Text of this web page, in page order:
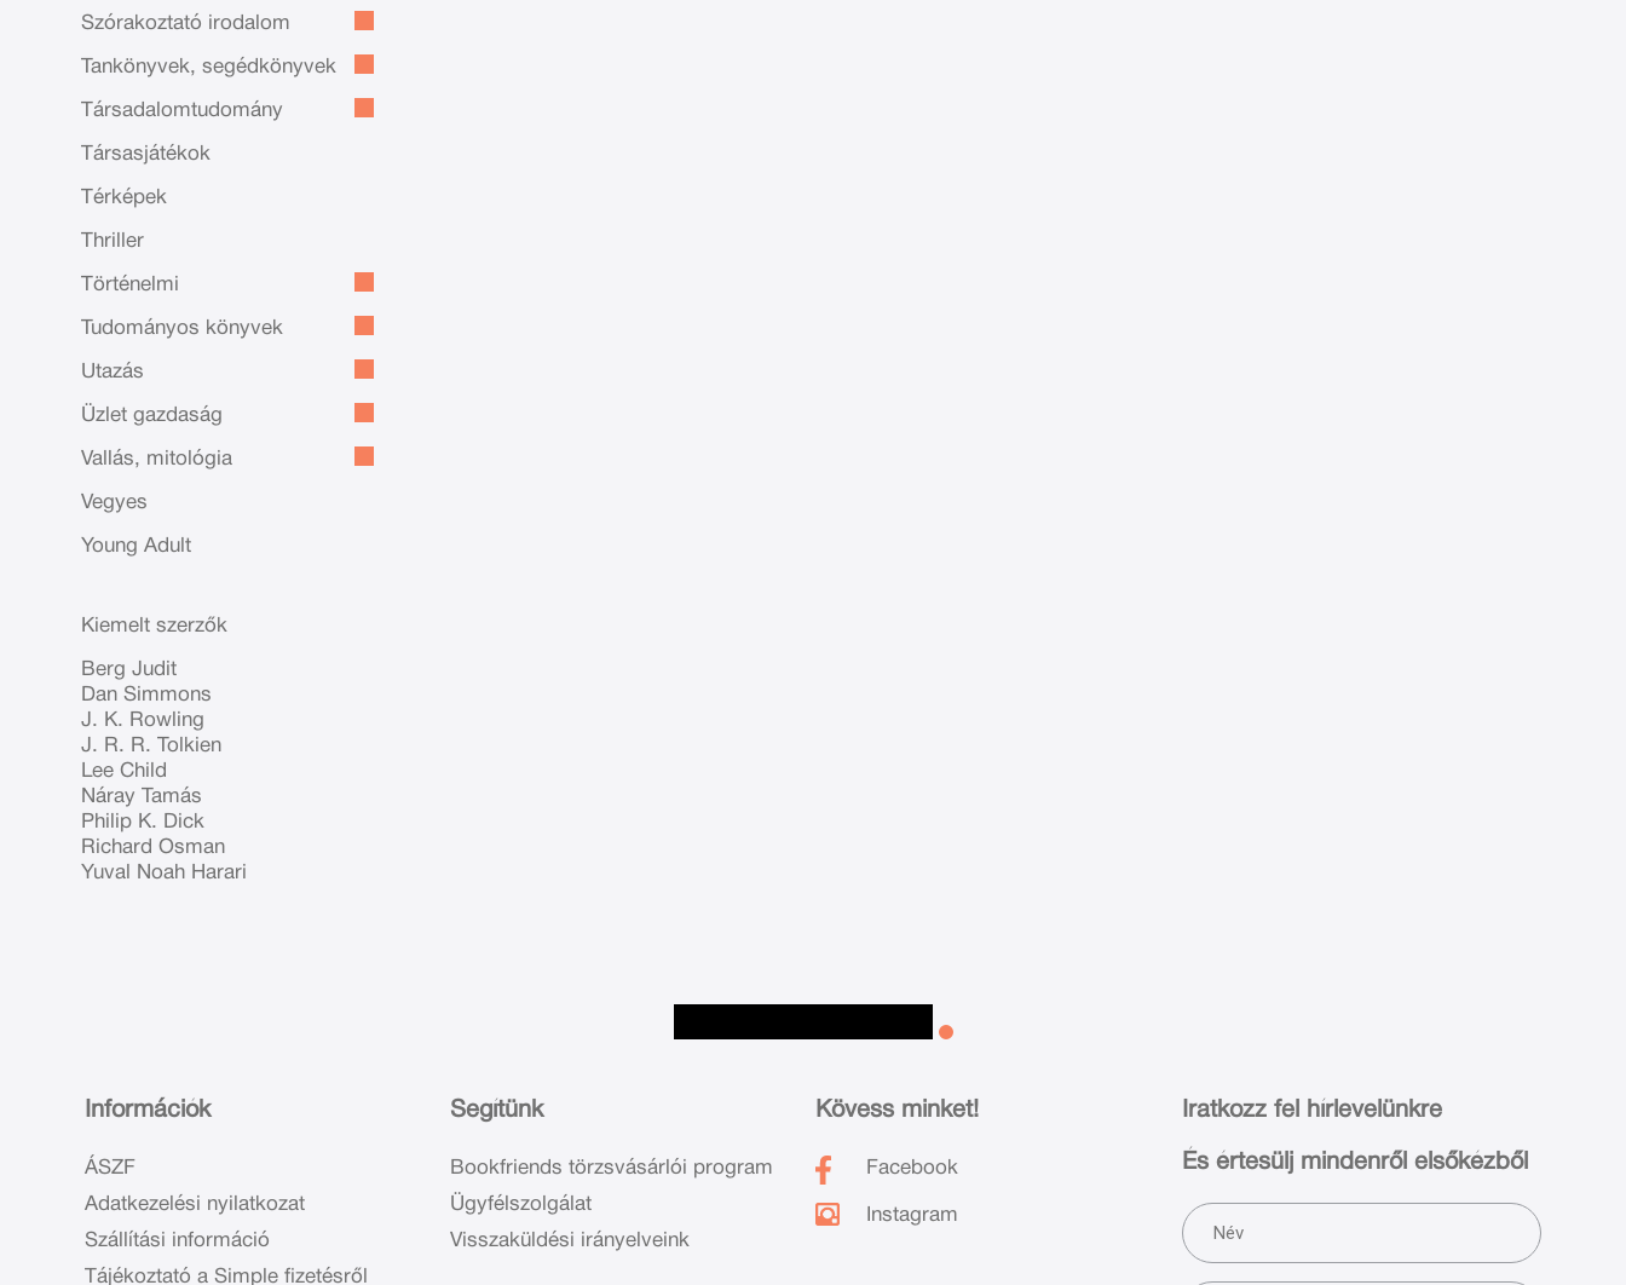
Szórakoztató irodalom
Tankönyvek, segédkönyvek
Társadalomtudomány
Társasjátékok
Térképek
Thriller
Történelmi
Tudományos könyvek
Utazás
Üzlet gazdaság
Vallás, mitológia
Vegyes
Young Adult
Kiemelt szerzők
Berg Judit
Dan Simmons
J. K. Rowling
J. R. R. Tolkien
Lee Child
Náray Tamás
Philip K. Dick
Richard Osman
Yuval Noah Harari
Információk
ÁSZF
Adatkezelési nyilatkozat
Szállítási információ
Tájékoztató a Simple fizetésről
Segítünk
Bookfriends törzsvásárlói program
Ügyfélszolgálat
Visszaküldési irányelveink
Kövess minket!
Facebook
Instagram
Iratkozz fel hírlevelünkre
És értesülj mindenről elsőkézből